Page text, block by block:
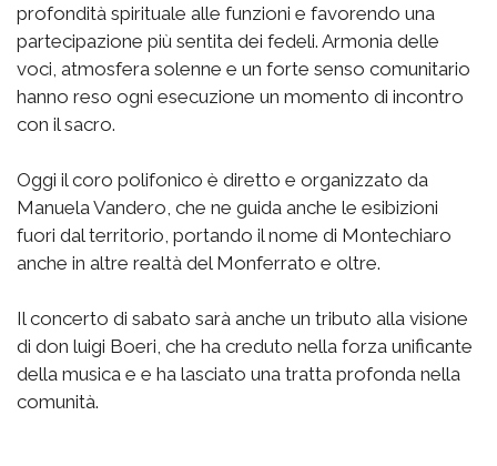
profondità spirituale alle funzioni e favorendo una
partecipazione più sentita dei fedeli. Armonia delle
voci, atmosfera solenne e un forte senso comunitario
hanno reso ogni esecuzione un momento di incontro
con il sacro.
Oggi il coro polifonico è diretto e organizzato da
Manuela Vandero, che ne guida anche le esibizioni
fuori dal territorio, portando il nome di Montechiaro
anche in altre realtà del Monferrato e oltre.
Il concerto di sabato sarà anche un tributo alla visione
di don luigi Boeri, che ha creduto nella forza unificante
della musica e e ha lasciato una tratta profonda nella
comunità.